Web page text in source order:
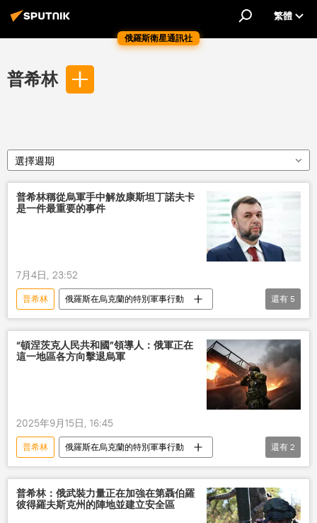
俄羅斯衛星通訊社
繁體
普希林
選擇週期
普希林稱從烏軍手中解放康斯坦丁諾夫卡
是一件最重要的事件
7月4日, 23:52
普希林
俄羅斯在烏克蘭的特別軍事行動
頓涅茨克人民共和國
俄軍隊
解放
防禦
樞紐
還有 5
“頓涅茨克人民共和國”領導人：俄軍正在
這一地區各方向擊退烏軍
2025年9月15日, 16:45
普希林
俄羅斯在烏克蘭的特別軍事行動
頓涅茨克人民共和國
前線
還有 2
普希林：俄武裝力量正在加強在第聶伯羅
彼得羅夫斯克州的陣地並建立安全區